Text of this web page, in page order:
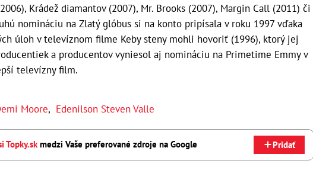
Krádež diamantov (2007), Mr. Brooks (2007), Margin Call (2011) či
nomináciu na Zlatý glóbus si na konto pripísala v roku 1997 vďaka
úloh v televíznom filme Keby steny mohli hovoriť (1996), ktorý jej
a producentov vyniesol aj nomináciu na Primetime Emmy v
televízny film.
Moore, Edenilson Steven Valle
Topky.skmedzi Vaše preferované zdroje na Google Pridať